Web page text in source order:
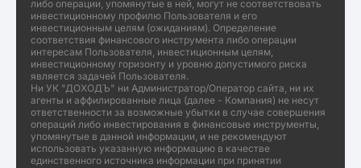
либо операции, упомянутые в ней, могут не соответствовать
инвестиционному профилю Пользователя и его
инвестиционным целям (ожиданиям). Определение
соответствия финансового инструмента либо операции
интересам Пользователя, инвестиционным целям,
инвестиционному горизонту и уровню допустимого риска
является задачей Пользователя.
Ни УК "ДОХОДЪ" ни Администратор/Оператор сайта, ни их
агенты и аффилированные лица (далее - Компания) не несут
ответственности за возможные убытки в случае совершения
операций либо инвестирования в финансовые инструменты,
упомянутые в данной информации, и не рекомендуют
использовать указанную информацию в качестве
единственного источника информации при принятии